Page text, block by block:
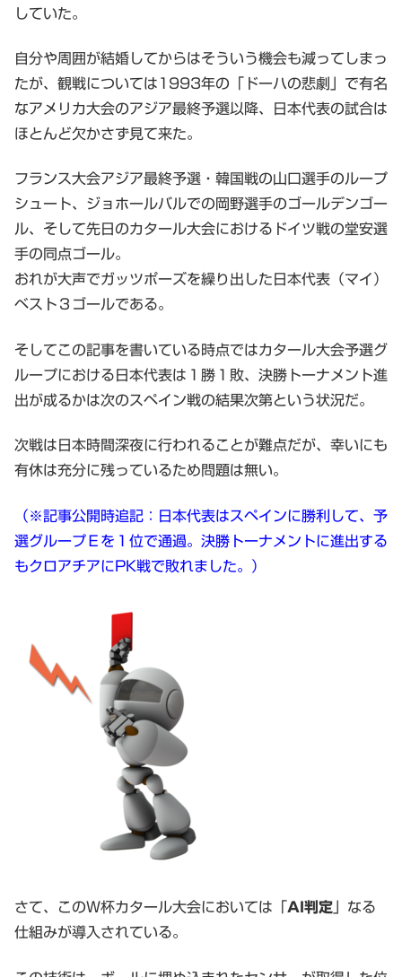
していた。
自分や周囲が結婚してからはそういう機会も減ってしまっ
たが、観戦については1993年の「ドーハの悲劇」で有名
なアメリカ大会のアジア最終予選以降、日本代表の試合は
ほとんど欠かさず見て来た。
フランス大会アジア最終予選・韓国戦の山口選手のループ
シュート、ジョホールバルでの岡野選手のゴールデンゴー
ル、そして先日のカタール大会におけるドイツ戦の堂安選
手の同点ゴール。
おれが大声でガッツポーズを繰り出した日本代表（マイ）
ベスト３ゴールである。
そしてこの記事を書いている時点ではカタール大会予選グ
ループにおける日本代表は１勝１敗、決勝トーナメント進
出が成るかは次のスペイン戦の結果次第という状況だ。
次戦は日本時間深夜に行われることが難点だが、幸いにも
有休は充分に残っているため問題は無い。
（※記事公開時追記：日本代表はスペインに勝利して、予
選グループＥを１位で通過。決勝トーナメントに進出する
もクロアチアにPK戦で敗れました。）
さて、このW杯カタール大会においては「 AI判定 」なる
仕組みが導入されている。